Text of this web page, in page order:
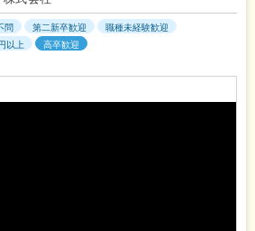
問 第二新卒歓迎
職種未経験歓迎
以上 高卒歓迎